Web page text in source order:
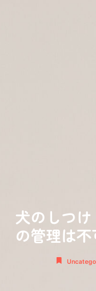
犬のしつ
の管理は